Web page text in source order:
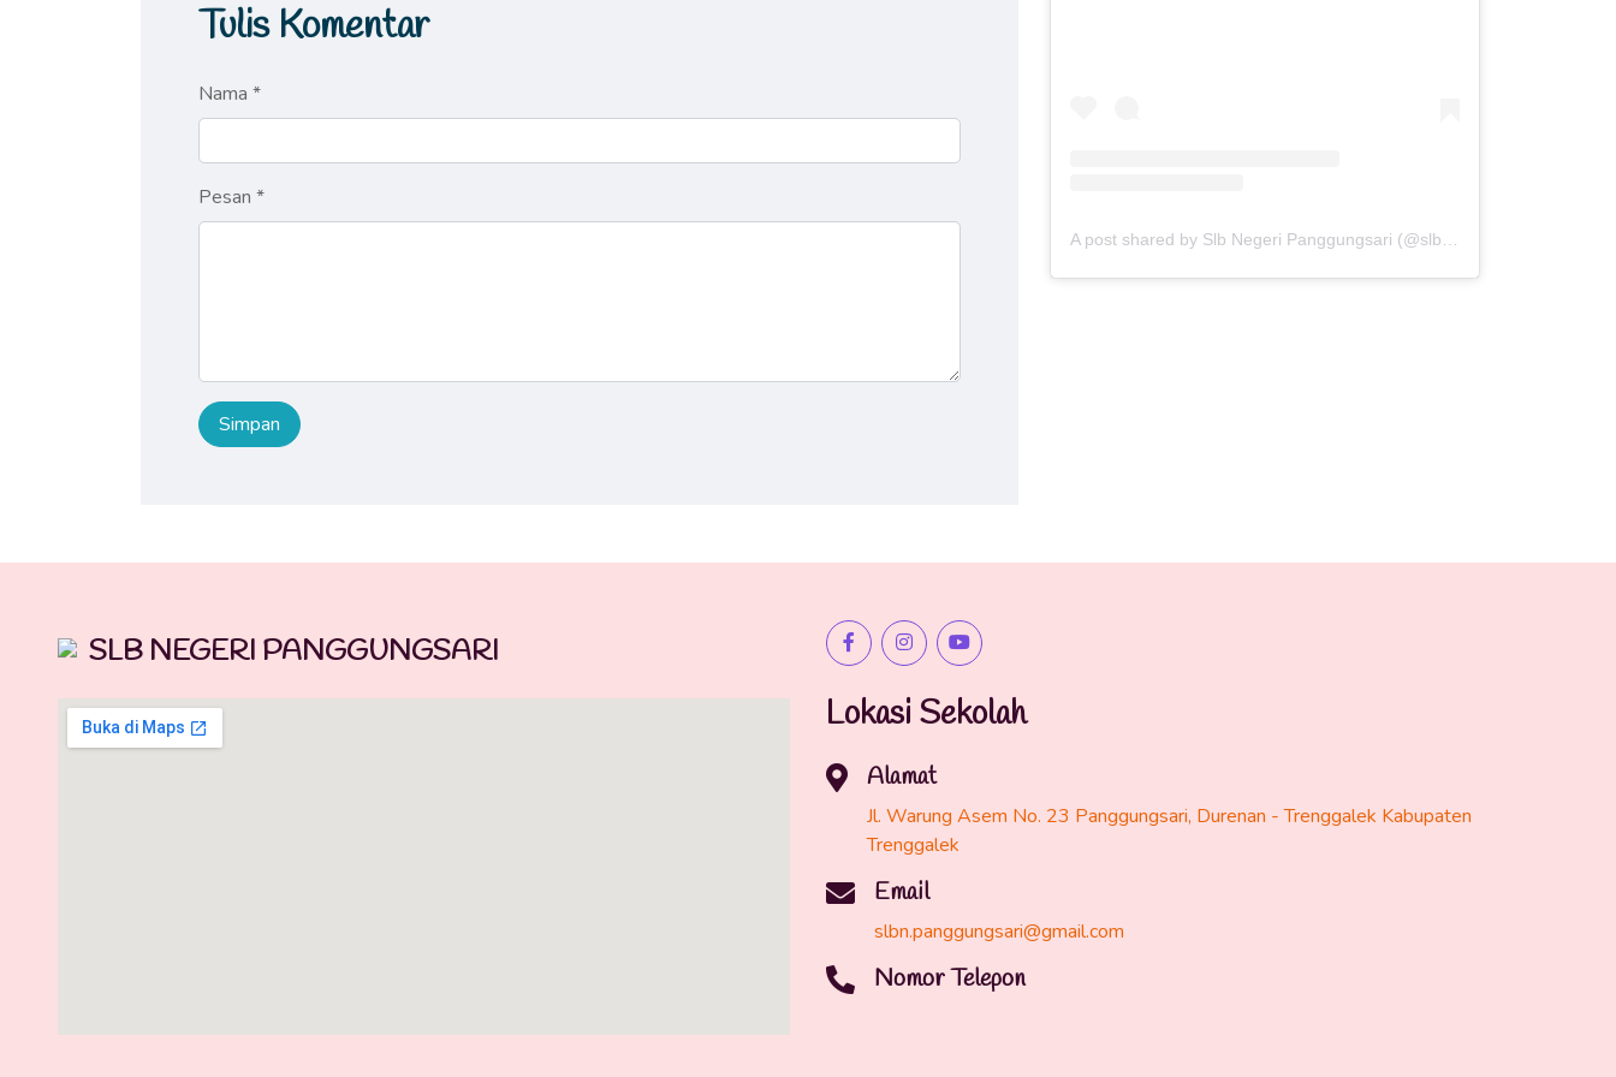
Tulis Komentar
Nama *
Pesan *
SLB NEGERI PANGGUNGSARI
Lokasi Sekolah
Alamat
Jl. Warung Asem No. 23 Panggungsari, Durenan - Trenggalek Kabupaten
Trenggalek
Email
slbn.panggungsari@gmail.com
Nomor Telepon